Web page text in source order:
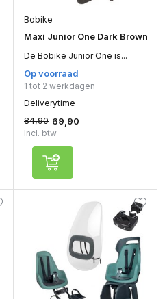
Bobike
Maxi Junior One Dark Brown
De Bobike Junior One is...
Op voorraad
1 tot 2 werkdagen
Deliverytime
84,90 69,90
Incl. btw